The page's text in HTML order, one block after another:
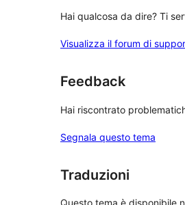
Hai qualcosa da dire? Ti
Visualizza il forum di
Feedback
Hai riscontrato
Segnala questo tema
Traduzioni